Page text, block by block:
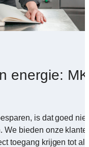
energie:
is dat goed
We bieden onze
toegang krijgen tot